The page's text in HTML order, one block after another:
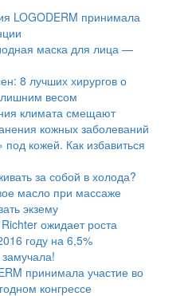
LOGODERM принимала
маска для лица —
8 лучших хирургов о
весом
климата смещают
кожных заболеваний
под кожей. Как избавиться
за собой в холода?
масло при массаже
экзему
ожидает роста
году на 6,5%
принимала участие во
конгрессе